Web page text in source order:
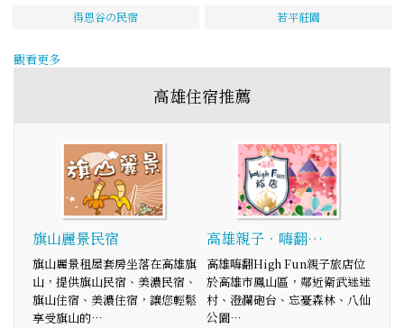
得恩谷の民宿 若平莊園
觀看更多
高雄住宿推薦
旗山麗景民宿
旗山麗景租屋套房坐落在高雄旗
山，提供旗山民宿、美濃民宿、
旗山住宿、美濃住宿，讓您輕鬆
享受旗山的…
高雄親子．嗨翻…
高雄嗨翻High Fun親子旅店位
於高雄市鳳山區，鄰近衛武迷迷
村、澄瀾砲台、忘憂森林、八仙
公園…